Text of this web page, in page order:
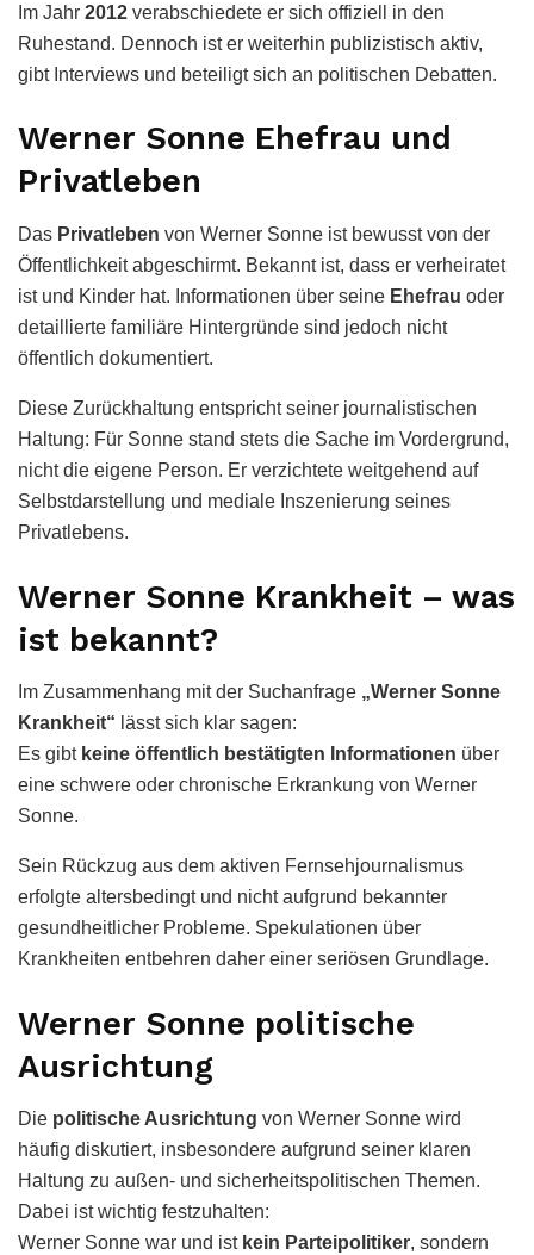
Im Jahr 2012 verabschiedete er sich offiziell in den
Ruhestand. Dennoch ist er weiterhin publizistisch aktiv,
gibt Interviews und beteiligt sich an politischen Debatten.
Werner Sonne Ehefrau und
Privatleben
Das Privatleben von Werner Sonne ist bewusst von der
Öffentlichkeit abgeschirmt. Bekannt ist, dass er verheiratet
ist und Kinder hat. Informationen über seine Ehefrau oder
detaillierte familiäre Hintergründe sind jedoch nicht
öffentlich dokumentiert.
Diese Zurückhaltung entspricht seiner journalistischen
Haltung: Für Sonne stand stets die Sache im Vordergrund,
nicht die eigene Person. Er verzichtete weitgehend auf
Selbstdarstellung und mediale Inszenierung seines
Privatlebens.
Werner Sonne Krankheit – was
ist bekannt?
Im Zusammenhang mit der Suchanfrage „Werner Sonne
Krankheit“ lässt sich klar sagen:
Es gibt keine öffentlich bestätigten Informationen über
eine schwere oder chronische Erkrankung von Werner
Sonne.
Sein Rückzug aus dem aktiven Fernsehjournalismus
erfolgte altersbedingt und nicht aufgrund bekannter
gesundheitlicher Probleme. Spekulationen über
Krankheiten entbehren daher einer seriösen Grundlage.
Werner Sonne politische
Ausrichtung
Die politische Ausrichtung von Werner Sonne wird
häufig diskutiert, insbesondere aufgrund seiner klaren
Haltung zu außen- und sicherheitspolitischen Themen.
Dabei ist wichtig festzuhalten:
Werner Sonne war und ist kein Parteipolitiker, sondern